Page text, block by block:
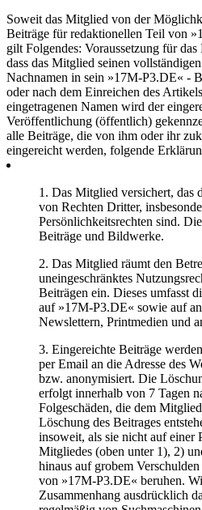
Soweit das Mitglied von der
Beiträge für redaktionellen Teil von
gilt Folgendes: Voraussetzung für das
dass das Mitglied seinen
Nachnamen in sein »17M-P3.DE« -
oder nach dem Einreichen des
eingetragenen Namen wird der
Veröffentlichung (öffentlich)
alle Beiträge, die von ihm oder ihr
eingereicht werden, folgende
1. Das Mitglied versichert, das
von Rechten Dritter,
Persönlichkeitsrechten sind.
Beiträge und Bildwerke.
2. Das Mitglied räumt den
uneingeschränktes
Beiträgen ein. Dieses umfasst
auf »17M-P3.DE« sowie auf
Newslettern, Printmedien und
3. Eingereichte Beiträge
per Email an die Adresse des
bzw. anonymisiert. Die
erfolgt innerhalb von 7 Tagen
Folgeschäden, die dem
Löschung des Beitrages
insoweit, als sie nicht auf einer
Mitgliedes (oben unter 1), 2)
hinaus auf grobem
von »17M-P3.DE« beruhen.
Zusammenhang ausdrücklich